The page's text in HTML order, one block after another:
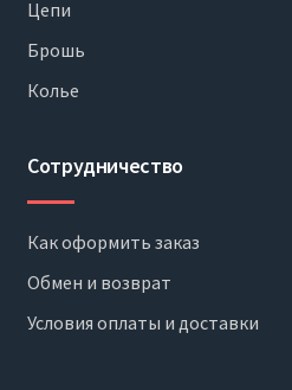
Цепи
Брошь
Колье
Сотрудничество
Как оформить заказ
Обмен и возврат
Условия оплаты и доставки